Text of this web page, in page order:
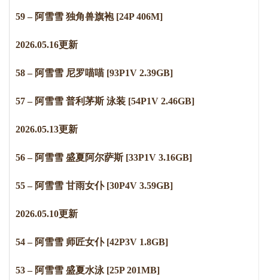
59 – 阿雪雪 独角兽旗袍 [24P 406M]
2026.05.16更新
58 – 阿雪雪 尼罗喵喵 [93P1V 2.39GB]
57 – 阿雪雪 普利茅斯 泳装 [54P1V 2.46GB]
2026.05.13更新
56 – 阿雪雪 盛夏阿尔萨斯 [33P1V 3.16GB]
55 – 阿雪雪 甘雨女仆 [30P4V 3.59GB]
2026.05.10更新
54 – 阿雪雪 师匠女仆 [42P3V 1.8GB]
53 – 阿雪雪 盛夏水泳 [25P 201MB]